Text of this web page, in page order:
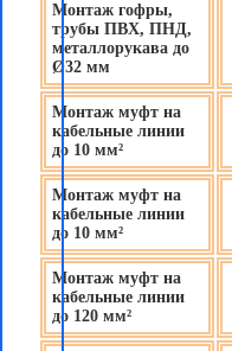
Монтаж гофры,
трубы ПВХ, ПНД,
металлорукава до
Ø32 мм
Монтаж муфт на
кабельные линии
до 10 мм²
Монтаж муфт на
кабельные линии
до 10 мм²
Монтаж муфт на
кабельные линии
до 120 мм²